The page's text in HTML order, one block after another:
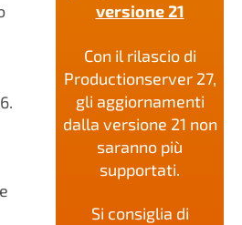
versione 21
Con il rilascio di
Productionserver 27,
gli aggiornamenti
dalla versione 21 non
saranno più
supportati.
Si consiglia di